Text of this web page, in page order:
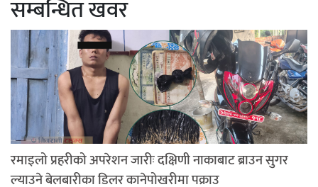
सम्बन्धित खवर
रमाइलो प्रहरीको अपरेशन जारीः दक्षिणी नाकाबाट ब्राउन सुगर
ल्याउने बेलबारीका डिलर कानेपोखरीमा पक्राउ